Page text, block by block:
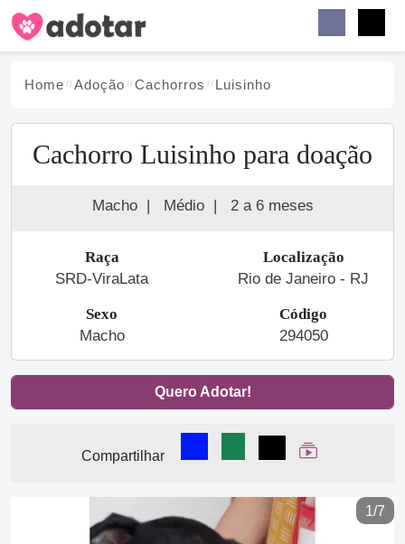
Home Adoção Cachorros Luisinho
Cachorro Luisinho para doação
Macho | Médio | 2 a 6 meses
Raça
SRD-ViraLata
Localização
Rio de Janeiro - RJ
Sexo
Macho
Código
294050
Quero Adotar!
Compartilhar
Compartilhar no Facebook
Compartilhar no
Compartilhar
Ver Web Story
1/7